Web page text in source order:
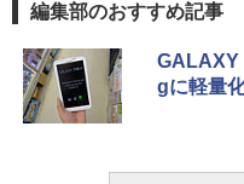
編集部のおすすめ記事
GALAXY
gに軽量